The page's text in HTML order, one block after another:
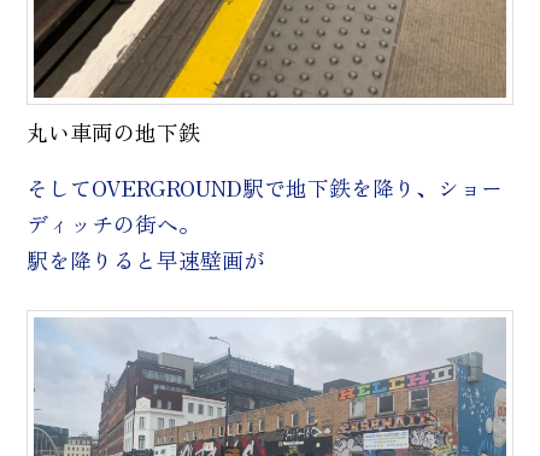
丸い車両の地下鉄
そしてOVERGROUND駅で地下鉄を降り、ショー
ディッチの街へ。
駅を降りると早速壁画が